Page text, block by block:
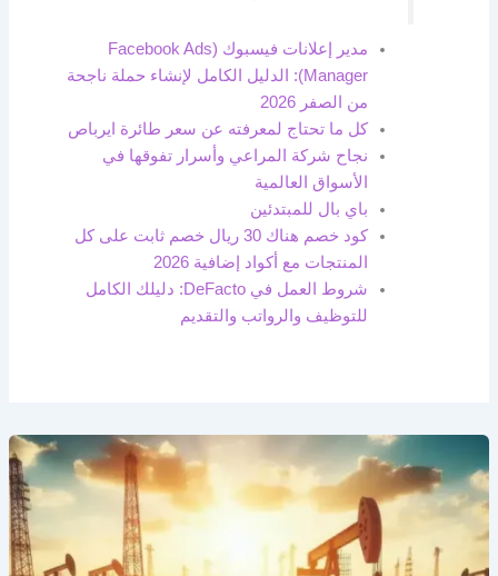
مدير إعلانات فيسبوك (Facebook Ads
Manager): الدليل الكامل لإنشاء حملة ناجحة
من الصفر 2026
كل ما تحتاج لمعرفته عن سعر طائرة ايرباص
نجاح شركة المراعي وأسرار تفوقها في
الأسواق العالمية
باي بال للمبتدئين
كود خصم هناك 30 ريال خصم ثابت على كل
المنتجات مع أكواد إضافية 2026
شروط العمل في DeFacto: دليلك الكامل
للتوظيف والرواتب والتقديم